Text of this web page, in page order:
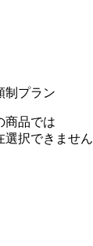
制プラン
商品では
選択できません